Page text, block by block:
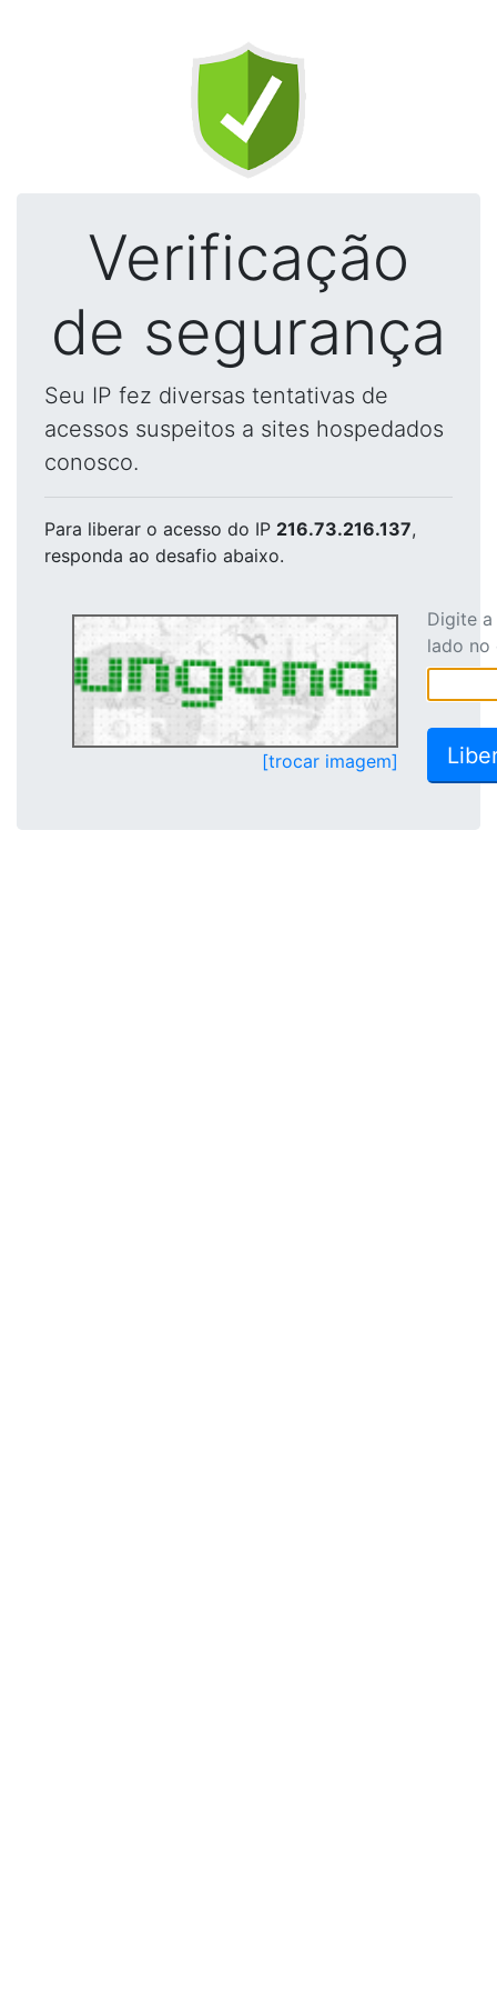
Verificação
de segurança
Seu IP fez diversas tentativas de
acessos suspeitos a sites hospedados
conosco.
Para liberar o acesso do IP 216.73.216.137,
responda ao desafio abaixo.
[trocar imagem]
Digite
lado no